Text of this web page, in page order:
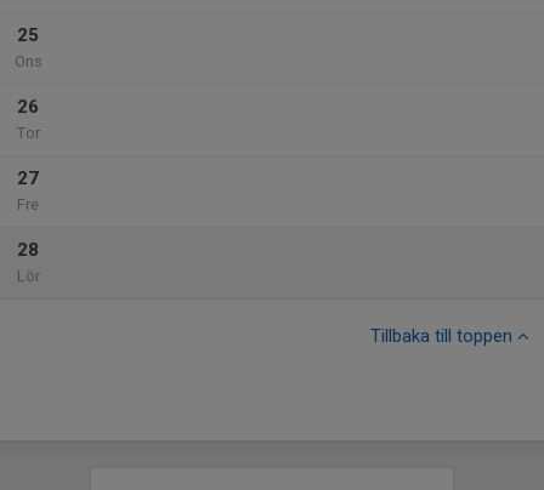
25
Ons
26
Tor
27
Fre
28
Lör
Tillbaka till toppen